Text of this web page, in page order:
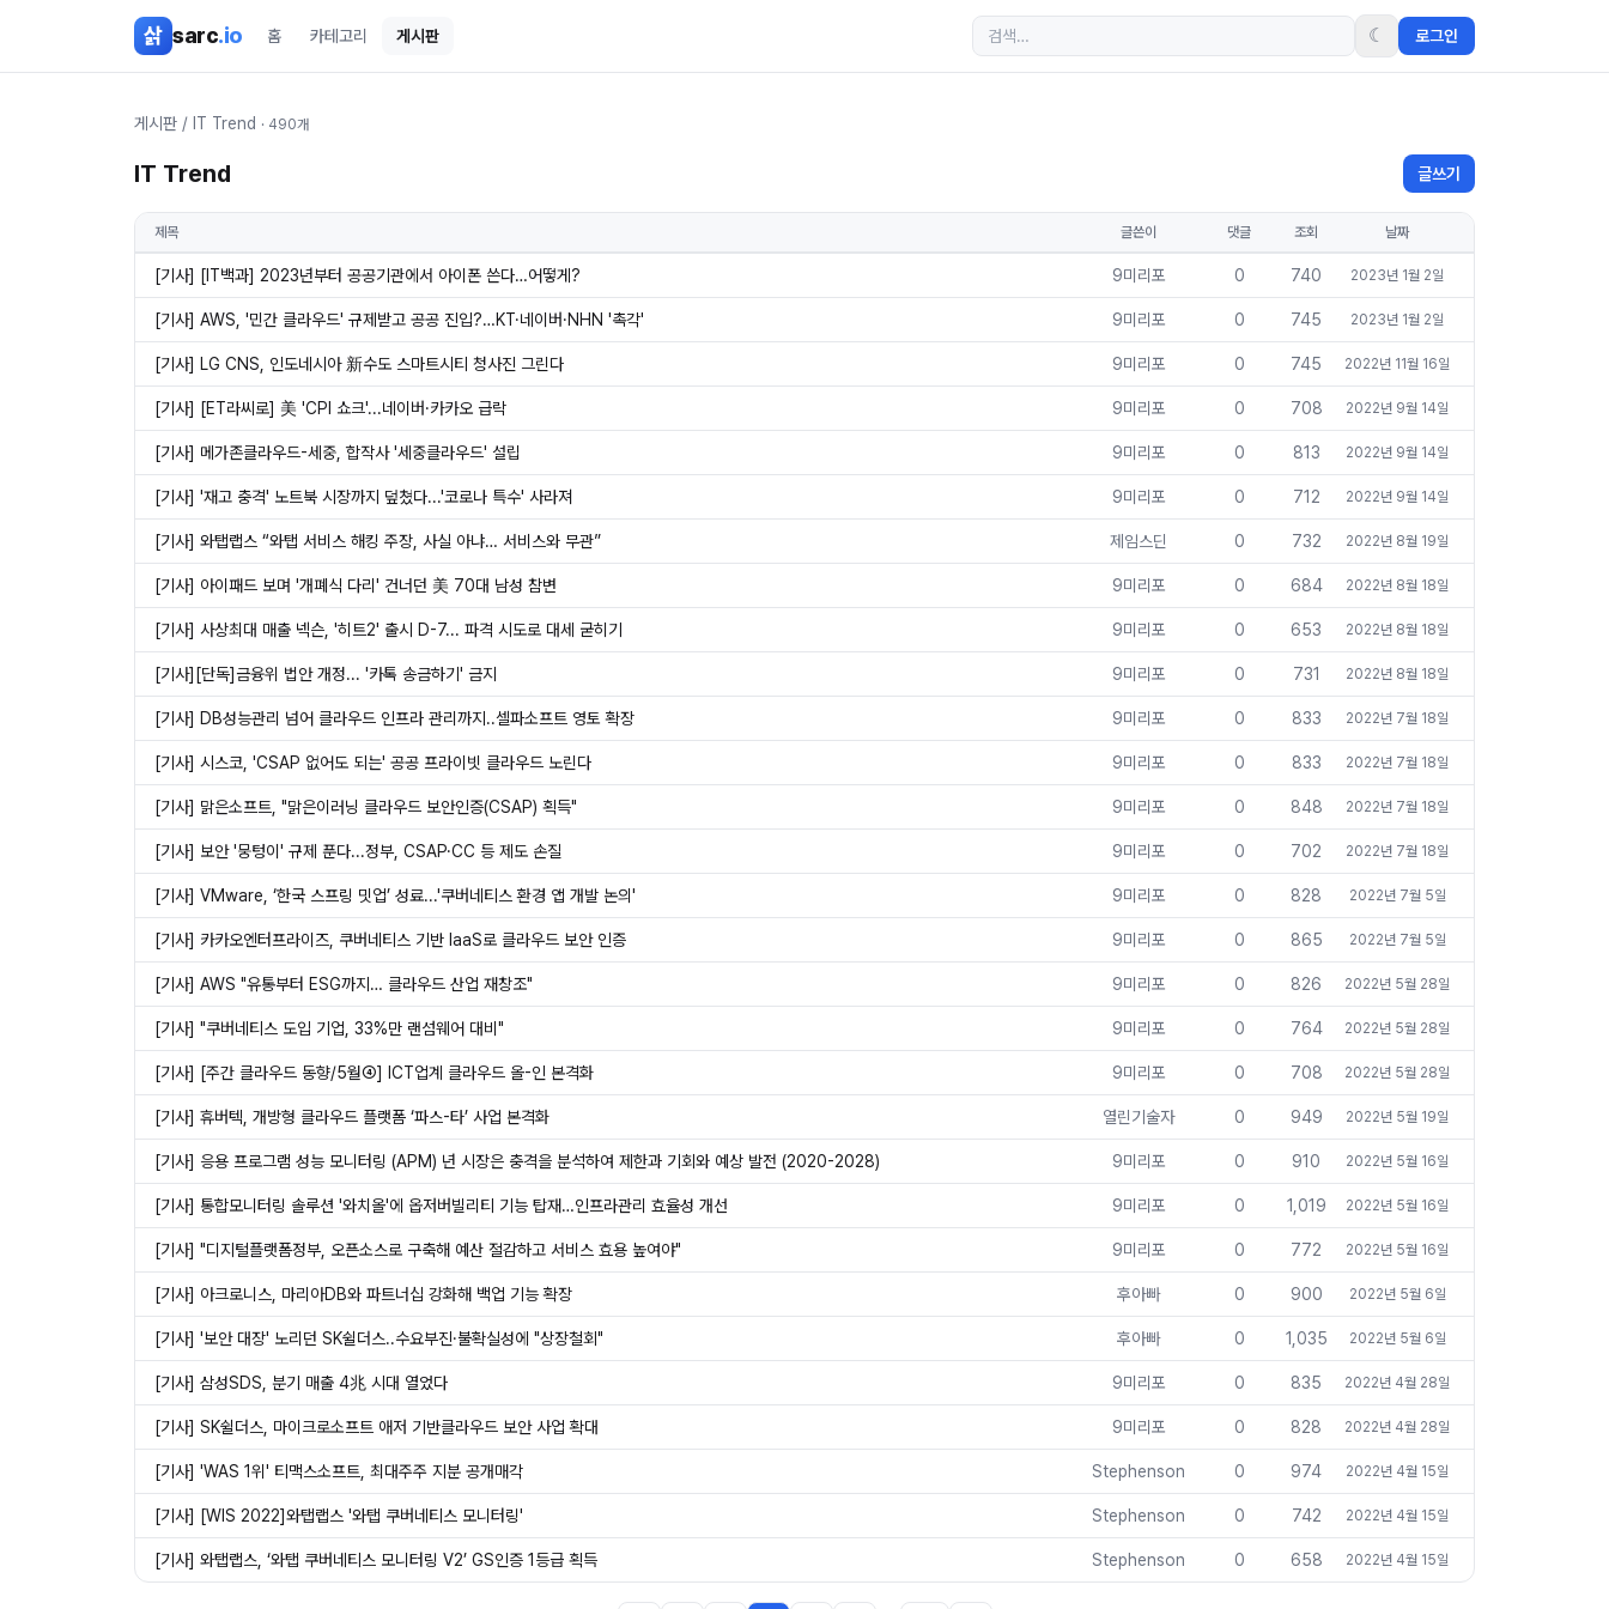
삵 sarc.io 홈 카테고리 게시판 ☾ 로그인
게시판 / IT Trend · 490개
IT Trend 글쓰기
제목 글쓴이 댓글 조회 날짜
[기사] [IT백과] 2023년부터 공공기관에서 아이폰 쓴다…어떻게? 9미리포 0 740 2023년 1월 2일
[기사] AWS, '민간 클라우드' 규제받고 공공 진입?…KT·네이버·NHN '촉각' 9미리포 0 745 2023년 1월 2일
[기사] LG CNS, 인도네시아 新수도 스마트시티 청사진 그린다 9미리포 0 745 2022년 11월 16일
[기사] [ET라씨로] 美 'CPI 쇼크'...네이버·카카오 급락 9미리포 0 708 2022년 9월 14일
[기사] 메가존클라우드-세중, 합작사 '세중클라우드' 설립 9미리포 0 813 2022년 9월 14일
[기사] '재고 충격' 노트북 시장까지 덮쳤다...'코로나 특수' 사라져 9미리포 0 712 2022년 9월 14일
[기사] 와탭랩스 “와탭 서비스 해킹 주장, 사실 아냐… 서비스와 무관” 제임스딘 0 732 2022년 8월 19일
[기사] 아이패드 보며 '개폐식 다리' 건너던 美 70대 남성 참변 9미리포 0 684 2022년 8월 18일
[기사] 사상최대 매출 넥슨, '히트2' 출시 D-7... 파격 시도로 대세 굳히기 9미리포 0 653 2022년 8월 18일
[기사][단독]금융위 법안 개정... '카톡 송금하기' 금지 9미리포 0 731 2022년 8월 18일
[기사] DB성능관리 넘어 클라우드 인프라 관리까지..셀파소프트 영토 확장 9미리포 0 833 2022년 7월 18일
[기사] 시스코, 'CSAP 없어도 되는' 공공 프라이빗 클라우드 노린다 9미리포 0 833 2022년 7월 18일
[기사] 맑은소프트, "맑은이러닝 클라우드 보안인증(CSAP) 획득" 9미리포 0 848 2022년 7월 18일
[기사] 보안 '뭉텅이' 규제 푼다...정부, CSAP·CC 등 제도 손질 9미리포 0 702 2022년 7월 18일
[기사] VMware, ‘한국 스프링 밋업’ 성료...'쿠버네티스 환경 앱 개발 논의' 9미리포 0 828 2022년 7월 5일
[기사] 카카오엔터프라이즈, 쿠버네티스 기반 IaaS로 클라우드 보안 인증 9미리포 0 865 2022년 7월 5일
[기사] AWS "유통부터 ESG까지… 클라우드 산업 재창조" 9미리포 0 826 2022년 5월 28일
[기사] "쿠버네티스 도입 기업, 33%만 랜섬웨어 대비" 9미리포 0 764 2022년 5월 28일
[기사] [주간 클라우드 동향/5월④] ICT업계 클라우드 올-인 본격화 9미리포 0 708 2022년 5월 28일
[기사] 휴버텍, 개방형 클라우드 플랫폼 ‘파스-타’ 사업 본격화 열린기술자 0 949 2022년 5월 19일
[기사] 응용 프로그램 성능 모니터링 (APM) 년 시장은 충격을 분석하여 제한과 기회와 예상 발전 (2020-2028) 9미리포 0 910 2022년 5월 16일
[기사] 통합모니터링 솔루션 '와치올'에 옵저버빌리티 기능 탑재…인프라관리 효율성 개선 9미리포 0 1,019 2022년 5월 16일
[기사] "디지털플랫폼정부, 오픈소스로 구축해 예산 절감하고 서비스 효용 높여야" 9미리포 0 772 2022년 5월 16일
[기사] 아크로니스, 마리아DB와 파트너십 강화해 백업 기능 확장 후아빠 0 900 2022년 5월 6일
[기사] '보안 대장' 노리던 SK쉴더스..수요부진·불확실성에 "상장철회" 후아빠 0 1,035 2022년 5월 6일
[기사] 삼성SDS, 분기 매출 4兆 시대 열었다 9미리포 0 835 2022년 4월 28일
[기사] SK쉴더스, 마이크로소프트 애저 기반클라우드 보안 사업 확대 9미리포 0 828 2022년 4월 28일
[기사] 'WAS 1위' 티맥스소프트, 최대주주 지분 공개매각 Stephenson 0 974 2022년 4월 15일
[기사] [WIS 2022]와탭랩스 '와탭 쿠버네티스 모니터링' Stephenson 0 742 2022년 4월 15일
[기사] 와탭랩스, ‘와탭 쿠버네티스 모니터링 V2’ GS인증 1등급 획득 Stephenson 0 658 2022년 4월 15일